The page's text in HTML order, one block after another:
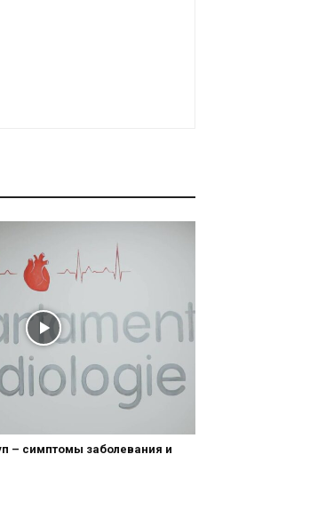
– симптомы заболевания и